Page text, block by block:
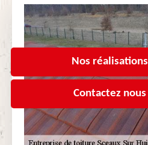
Nos réalisations
Contactez nous